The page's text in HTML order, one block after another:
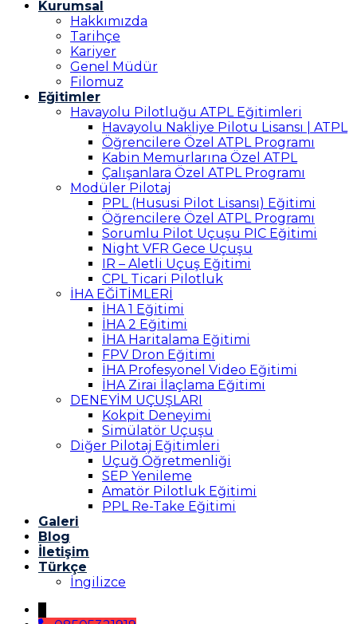
Kurumsal
Hakkımızda
Tarihçe
Kariyer
Genel Müdür
Filomuz
Eğitimler
Havayolu Pilotluğu ATPL Eğitimleri
Havayolu Nakliye Pilotu Lisansı | ATPL
Öğrencilere Özel ATPL Programı
Kabin Memurlarına Özel ATPL
Çalışanlara Özel ATPL Programı
Modüler Pilotaj
PPL (Hususi Pilot Lisansı) Eğitimi
Öğrencilere Özel ATPL Programı
Sorumlu Pilot Uçuşu PIC Eğitimi
Night VFR Gece Uçuşu
IR – Aletli Uçuş Eğitimi
CPL Ticari Pilotluk
İHA EĞİTİMLERİ
İHA 1 Eğitimi
İHA 2 Eğitimi
İHA Haritalama Eğitimi
FPV Dron Eğitimi
İHA Profesyonel Video Eğitimi
İHA Zirai İlaçlama Eğitimi
DENEYİM UÇUŞLARI
Kokpit Deneyimi
Simülatör Uçuşu
Diğer Pilotaj Eğitimleri
Uçuğ Öğretmenliği
SEP Yenileme
Amatör Pilotluk Eğitimi
PPL Re-Take Eğitimi
Galeri
Blog
İletişim
Türkçe
İngilizce